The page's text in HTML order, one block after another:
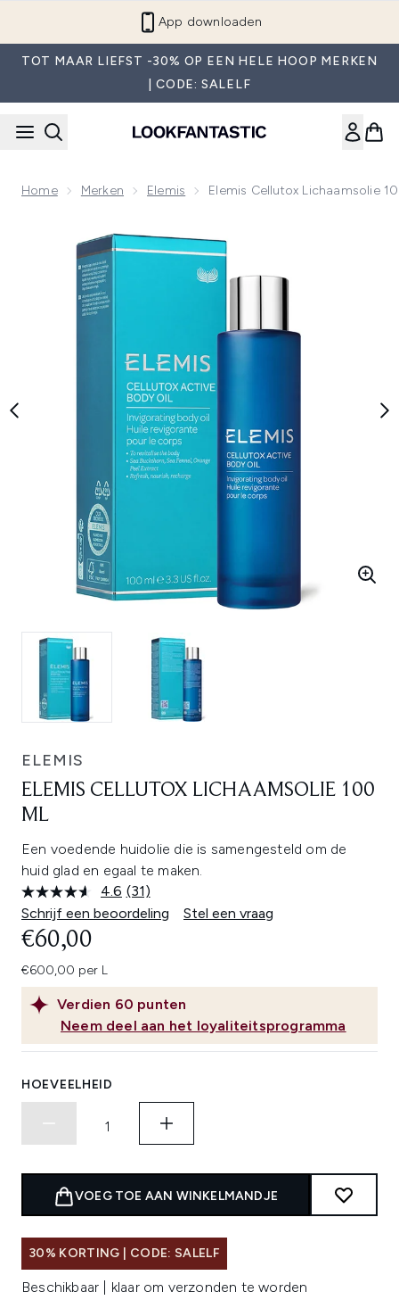
App downloaden
TOT MAAR LIEFST -30% OP EEN HELE HOOP MERKEN
| CODE: SALELF
Home Merken Elemis Elemis Cellutox Lichaamsolie
ELEMIS
ELEMIS CELLUTOX LICHAAMSOLIE 100
ML
Een voedende huidolie die is samengesteld om de
huid glad en egaal te maken.
4.6 Lees
31
beoordelingen.
(31)
Schrijf een beoordeling
Stel een vraag
Verdien 60 punten
Neem deel aan het loyaliteitsprogramma
€60,00
€600,00 per L
HOEVEELHEID
VOEG TOE AAN WINKELMANDJE
30% KORTING | CODE: SALELF
Beschikbaar | klaar om verzonden te worden